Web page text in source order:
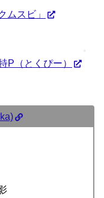
ムスビ」
P（とくぴー）